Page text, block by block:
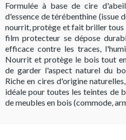
Formulée à base de cire
d'essence de térébenthine (issue
nourrit, protège et fait briller tous
film protecteur se dépose
efficace contre les traces,
Nourrit et protège le bois tout
de garder l'aspect naturel du
Riche en cires d'origine
idéale pour toutes les teintes de
de meubles en bois (commode,